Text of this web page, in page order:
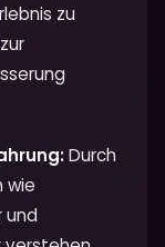
zu
Durch
wie
und